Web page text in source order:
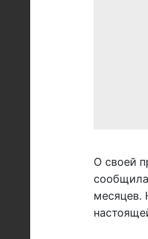
О своей
месяцев.